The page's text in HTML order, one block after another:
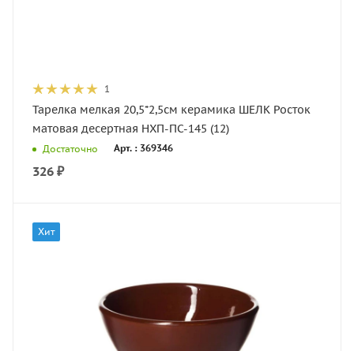
1
Тарелка мелкая 20,5*2,5см керамика ШЕЛК Росток
матовая десертная НХП-ПС-145 (12)
Достаточно Арт. : 369346
326 ₽
Хит